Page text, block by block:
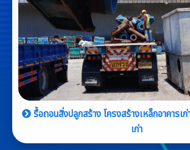
รื้อถอนสิ่งปลูกสร้าง โครงสร้างเหล็กอาคารเ
เก่า